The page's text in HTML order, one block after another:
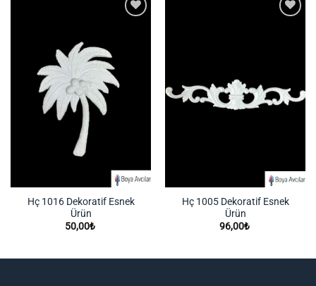
Hç 1016 Dekoratif Esnek
Ürün
50,00₺
Hç 1005 Dekoratif Esnek
Ürün
96,00₺